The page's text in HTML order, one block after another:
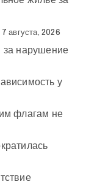
7 августа, 2026
за нарушение
у
флагам не